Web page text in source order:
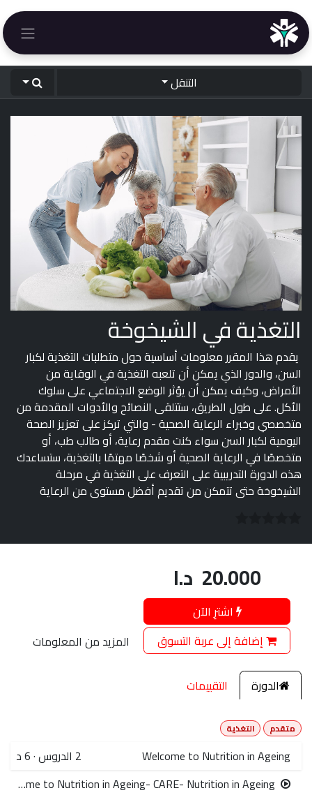
تخطي للذهاب إلى المحتوى
التنقل
التغذية في الشيخوخة
يقدم هذا المقرر معلومات أساسية حول متطلبات التغذية لكبار
السن، والدور الذي يمكن أن تلعبه التغذية في الوقاية من
الأمراض، وكيف يمكن أن يؤثر الوضع الاجتماعي على سلوك
الأكل. على طول الطريق، ستتلقى النصائح والأدوات المقدمة من
متخصصي وخبراء الرعاية الصحية - والتي تركز على تعزيز الصحة
اليومية لكبار السن سواء كنت مقدم رعاية، أو طالب طب، أو
متخصصًا في الرعاية الصحية أو شخصًا مهتمًا بالتغذية، ستساعدك
هذه الدورة التدريبية على التعرف على التغذية في مرحلة
الشيخوخة حتى تتمكن من تقديم أفضل مستوى من الرعاية
20.000 د.ا
اشترِ الآن
إضافة إلى عربة التسوق
المزيد من المعلومات
الدورة التقييمات
متقدم التغذية
Welcome to Nutrition in Ageing
2 الدروس·6 د
Welcome to Nutrition in Ageing- CARE- Nutrition in Ageing